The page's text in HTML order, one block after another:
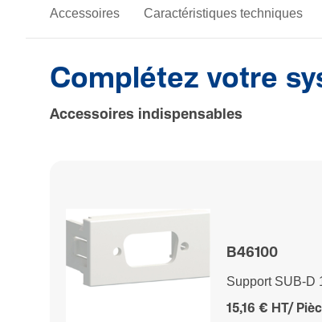
Accessoires Caractéristiques techniques
Complétez votre
Accessoires indispensables
B46100
Support SUB-D
15,16 € HT/